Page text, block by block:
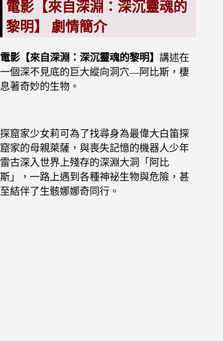
電影【來自深淵：深沉靈魂的
黎明】 劇情簡介
電影【來自深淵：深沉靈魂的黎明】 講述在
一個深不見底的巨大縱向洞穴—阿比斯，棲
息著奇妙的生物。
探窟家少女莉可為了找尋身為最偉大白笛探
窟家的母親萊薩，與喪失記憶的機器人少年
雷古深入世界上殘存的深淵大洞「阿比
斯」，一路上遇到各種神祕生物與危險，甚
至結伴了生骸娜娜奇同行。